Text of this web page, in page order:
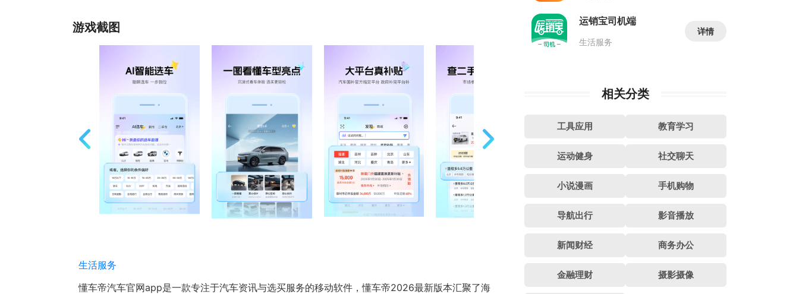
游戏截图
生活服务
懂车帝汽车官网app是一款专注于汽车资讯与选买服务的移动软件，懂车帝2026最新版本汇聚了海
运销宝司机端
生活服务
详情
相关分类
工具应用 教育学习
运动健身 社交聊天
小说漫画 手机购物
导航出行 影音播放
新闻财经 商务办公
金融理财 摄影摄像